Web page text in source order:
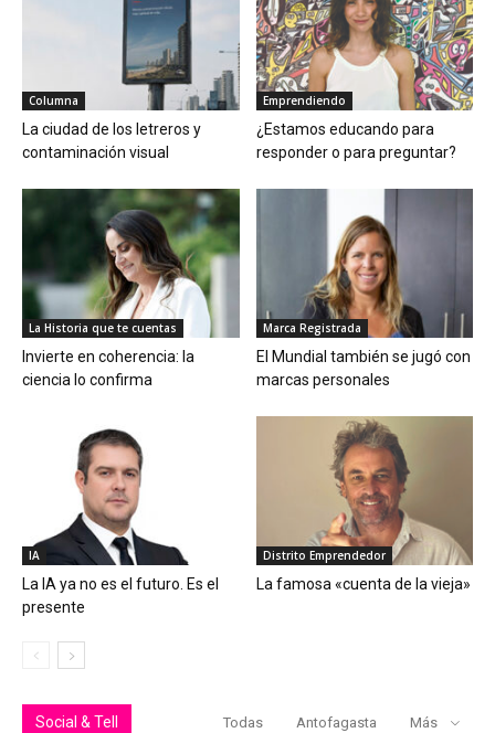
Columna
La ciudad de los letreros y
contaminación visual
Emprendiendo
¿Estamos educando para
responder o para preguntar?
La Historia que te cuentas
Invierte en coherencia: la
ciencia lo confirma
Marca Registrada
El Mundial también se jugó con
marcas personales
IA
La IA ya no es el futuro. Es el
presente
Distrito Emprendedor
La famosa «cuenta de la vieja»
Social & Tell Todas Antofagasta Más